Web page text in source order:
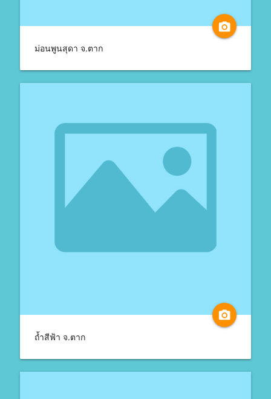
camera_alt
ม่อนพูนสุดา จ.ตาก
camera_alt
ถ้ำสีฟ้า จ.ตาก